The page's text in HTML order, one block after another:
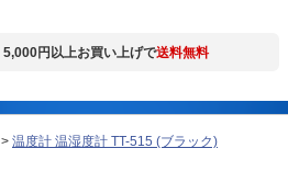
5,000円以上お買い上げで送料無料
> 温度計 温湿度計 TT-515 (ブラック)